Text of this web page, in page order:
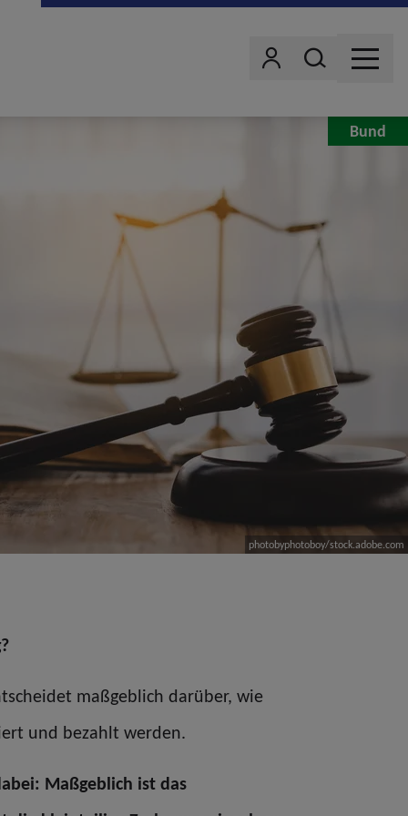
Benutzer
Wonach suchst
MENU
photobyphotoboy/stock.adobe.com
Bund
maßgeblich darüber, wie
und bezahlt werden.
Maßgeblich ist das